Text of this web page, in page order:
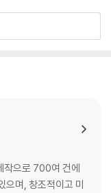
작으로 700여 건에
으며, 창조적이고 미